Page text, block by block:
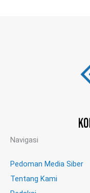
Navigasi
Pedoman Media Siber
Tentang Kami